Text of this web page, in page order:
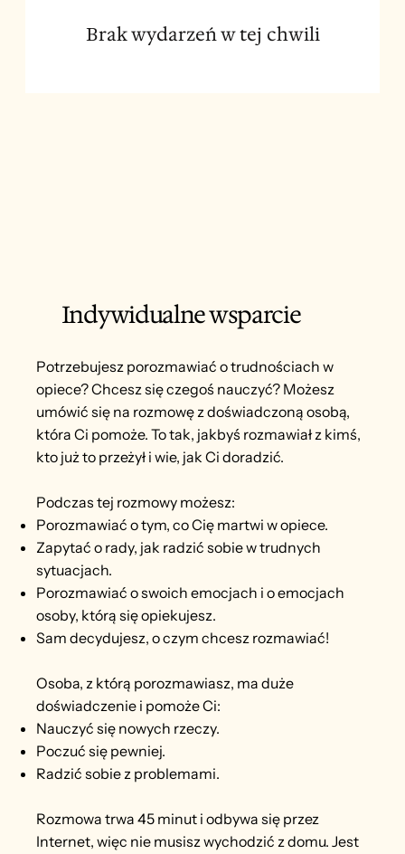
Brak wydarzeń w tej chwili
Indywidualne wsparcie
Potrzebujesz porozmawiać o trudnościach w
opiece? Chcesz się czegoś nauczyć? Możesz
umówić się na rozmowę z doświadczoną osobą,
która Ci pomoże. To tak, jakbyś rozmawiał z kimś,
kto już to przeżył i wie, jak Ci doradzić.
Podczas tej rozmowy możesz:
Porozmawiać o tym, co Cię martwi w opiece.
Zapytać o rady, jak radzić sobie w trudnych
sytuacjach.
Porozmawiać o swoich emocjach i o emocjach
osoby, którą się opiekujesz.
Sam decydujesz, o czym chcesz rozmawiać!
Osoba, z którą porozmawiasz, ma duże
doświadczenie i pomoże Ci:
Nauczyć się nowych rzeczy.
Poczuć się pewniej.
Radzić sobie z problemami.
Rozmowa trwa 45 minut i odbywa się przez
Internet, więc nie musisz wychodzić z domu. Jest